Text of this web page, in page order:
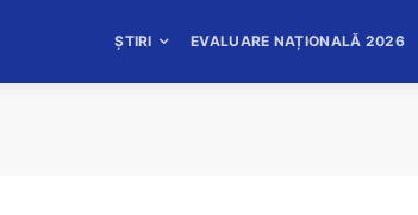
ȘTIRI EVALUARE NAȚIONALĂ 2026